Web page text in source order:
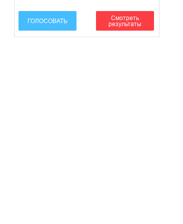
ГОЛОСОВАТЬ
Смотреть
результаты